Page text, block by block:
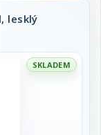
lesklý
SKLADEM